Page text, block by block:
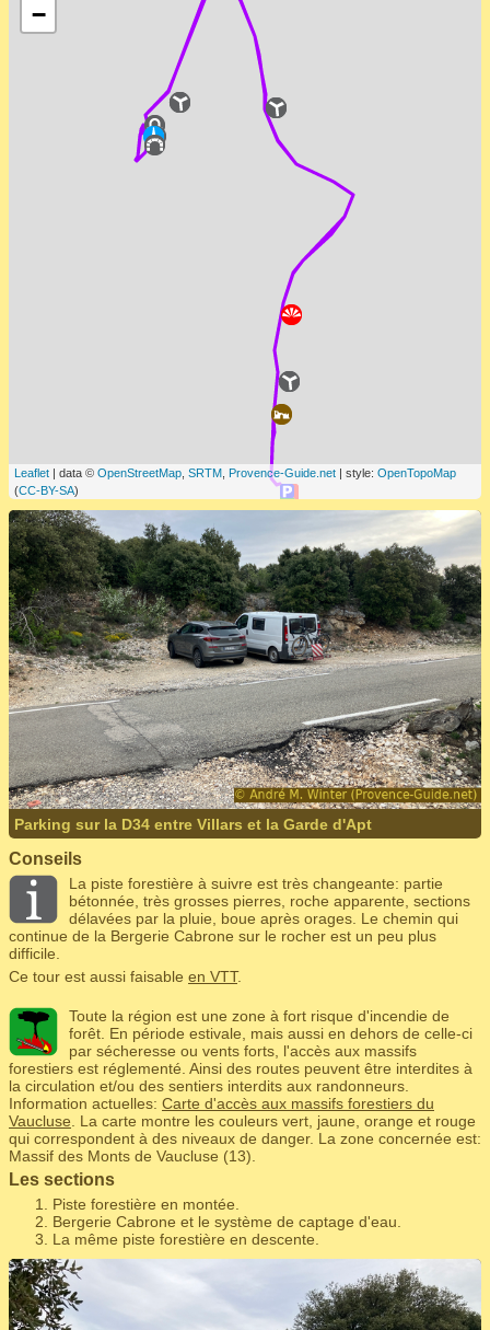
−
Leaflet | data © OpenStreetMap SRTM Provence-Guide.net | style: OpenTopoMap
(CC-BY-SA)
Parking sur la D34 entre Villars et la Garde d'Apt
Conseils
La piste forestière à suivre est très changeante: partie
bétonnée, très grosses pierres, roche apparente, sections
délavées par la pluie, boue après orages. Le chemin qui
continue de la Bergerie Cabrone sur le rocher est un peu plus
difficile.
Ce tour est aussi faisable en VTT.
Toute la région est une zone à fort risque d'incendie de
forêt. En période estivale, mais aussi en dehors de celle-ci
par sécheresse ou vents forts, l'accès aux massifs
forestiers est réglementé. Ainsi des routes peuvent être interdites à
la circulation et/ou des sentiers interdits aux randonneurs.
Information actuelles: Carte d'accès aux massifs forestiers du
Vaucluse . La carte montre les couleurs vert, jaune, orange et rouge
qui correspondent à des niveaux de danger. La zone concernée est:
Massif des Monts de Vaucluse (13).
Les sections
Piste forestière en montée.
Bergerie Cabrone et le système de captage d'eau.
La même piste forestière en descente.